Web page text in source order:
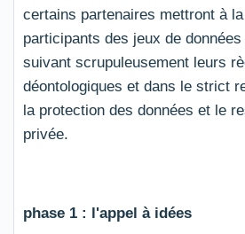
certains partenaires mettront à
participants des jeux de
suivant scrupuleusement leurs
déontologiques et dans le strict
la protection des données et le
privée.
phase 1 : l'appel à idées